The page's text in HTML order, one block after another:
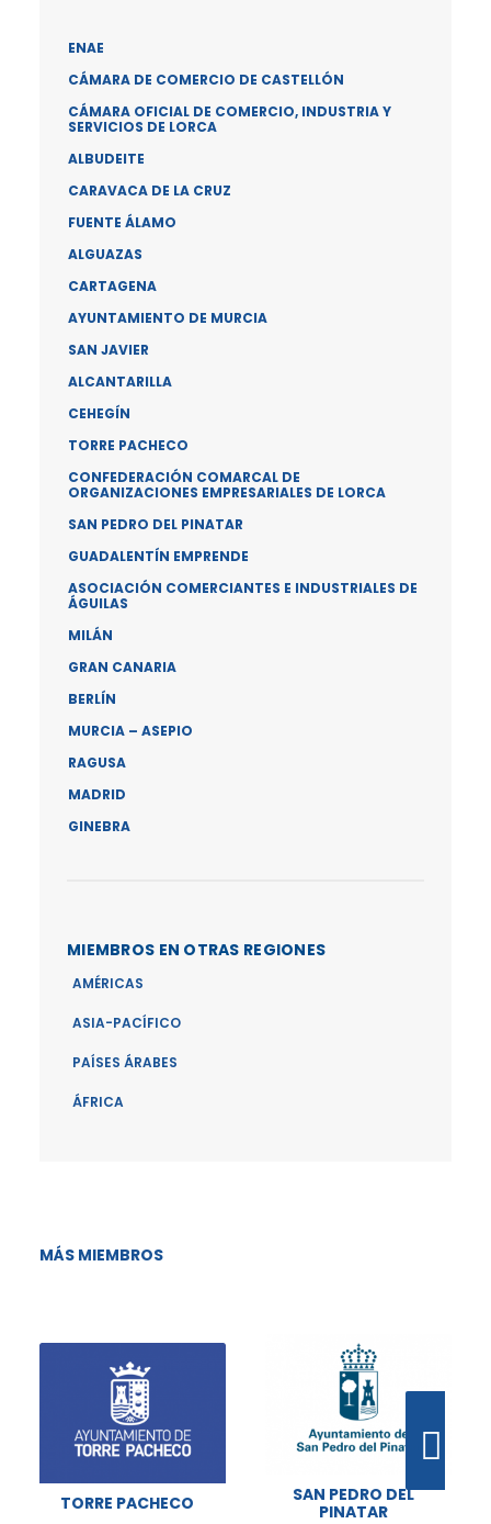
ENAE
CÁMARA DE COMERCIO DE CASTELLÓN
CÁMARA OFICIAL DE COMERCIO, INDUSTRIA Y
SERVICIOS DE LORCA
ALBUDEITE
CARAVACA DE LA CRUZ
FUENTE ÁLAMO
ALGUAZAS
CARTAGENA
AYUNTAMIENTO DE MURCIA
SAN JAVIER
ALCANTARILLA
CEHEGÍN
TORRE PACHECO
CONFEDERACIÓN COMARCAL DE
ORGANIZACIONES EMPRESARIALES DE LORCA
SAN PEDRO DEL PINATAR
GUADALENTÍN EMPRENDE
ASOCIACIÓN COMERCIANTES E INDUSTRIALES DE
ÁGUILAS
MILÁN
GRAN CANARIA
BERLÍN
MURCIA – ASEPIO
RAGUSA
MADRID
GINEBRA
MIEMBROS EN OTRAS REGIONES
AMÉRICAS
ASIA-PACÍFICO
PAÍSES ÁRABES
ÁFRICA
MÁS MIEMBROS
TORRE PACHECO
SAN PEDRO DEL
PINATAR